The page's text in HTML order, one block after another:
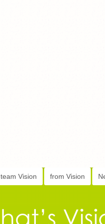
team Vision from Vision